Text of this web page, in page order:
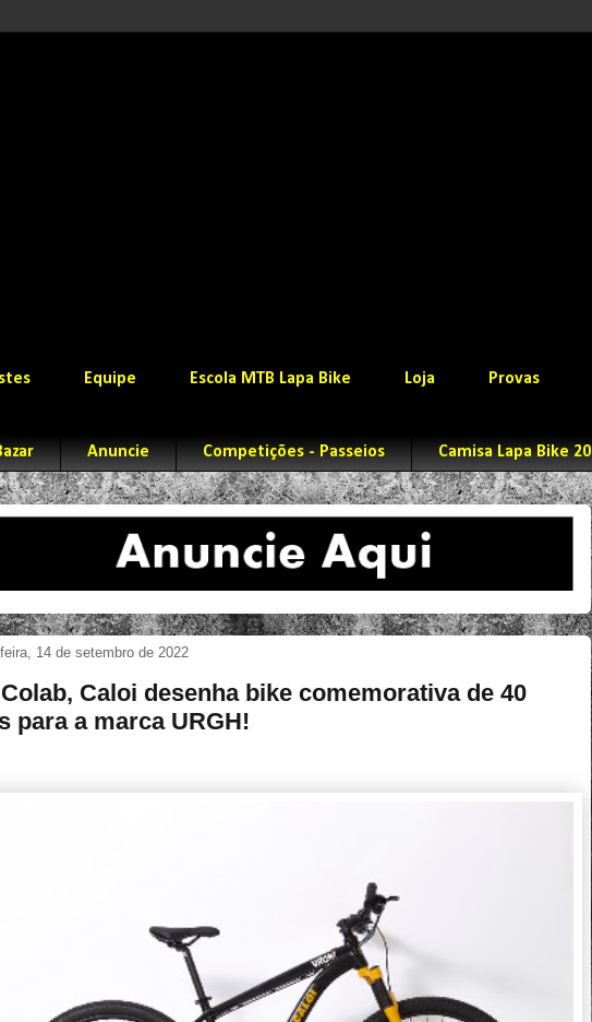
Equipe Escola MTB Lapa Bike Loja Provas
Anuncie Competições - Passeios Camisa Lapa Bike
14 de setembro de 2022
Caloi desenha bike comemorativa de 40
para a marca URGH!